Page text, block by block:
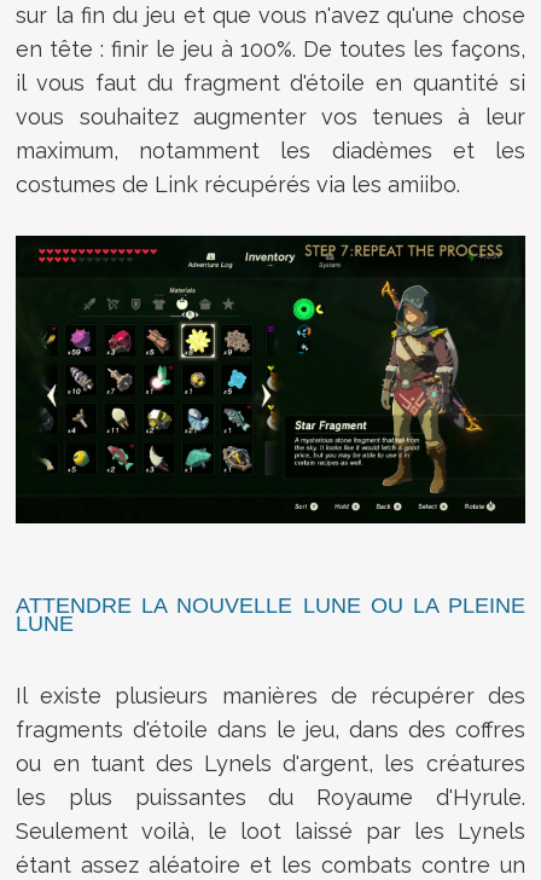
sur la fin du jeu et que vous n'avez qu'une chose
en tête : finir le jeu à 100%. De toutes les façons,
il vous faut du fragment d'étoile en quantité si
vous souhaitez augmenter vos tenues à leur
maximum, notamment les diadèmes et les
costumes de Link récupérés via les amiibo.
ATTENDRE LA NOUVELLE LUNE OU LA PLEINE
LUNE
Il existe plusieurs manières de récupérer des
fragments d'étoile dans le jeu, dans des coffres
ou en tuant des Lynels d'argent, les créatures
les plus puissantes du Royaume d'Hyrule.
Seulement voilà, le loot laissé par les Lynels
étant assez aléatoire et les combats contre un